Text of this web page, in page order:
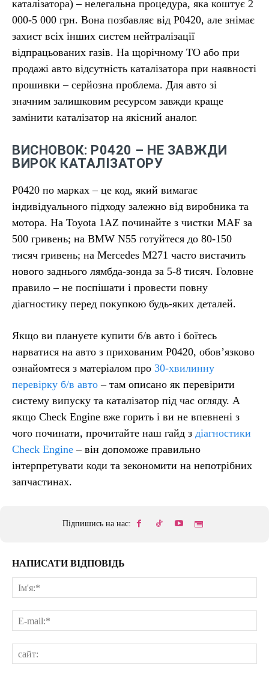
каталізатора) – нелегальна процедура, яка коштує 2
000-5 000 грн. Вона позбавляє від P0420, але знімає
захист всіх інших систем нейтралізації
відпрацьованих газів. На щорічному ТО або при
продажі авто відсутність каталізатора при наявності
прошивки – серйозна проблема. Для авто зі
значним залишковим ресурсом завжди краще
замінити каталізатор на якісний аналог.
ВИСНОВОК: P0420 – НЕ ЗАВЖДИ
ВИРОК КАТАЛІЗАТОРУ
P0420 по марках – це код, який вимагає
індивідуального підходу залежно від виробника та
мотора. На Toyota 1AZ починайте з чистки MAF за
500 гривень; на BMW N55 готуйтеся до 80-150
тисяч гривень; на Mercedes M271 часто вистачить
нового заднього лямбда-зонда за 5-8 тисяч. Головне
правило – не поспішати і провести повну
діагностику перед покупкою будь-яких деталей.
Якщо ви плануєте купити б/в авто і боїтесь
нарватися на авто з прихованим P0420, обов’язково
ознайомтеся з матеріалом про 30-хвилинну
перевірку б/в авто – там описано як перевірити
систему випуску та каталізатор під час огляду. А
якщо Check Engine вже горить і ви не впевнені з
чого починати, прочитайте наш гайд з діагностики
Check Engine – він допоможе правильно
інтерпретувати коди та зекономити на непотрібних
запчастинах.
Підпишись на нас:
НАПИСАТИ ВІДПОВІДЬ